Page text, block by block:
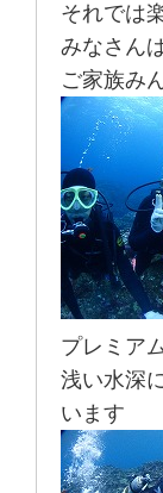
それでは
みなさん
ご家族み
プレミア
浅い水深
います